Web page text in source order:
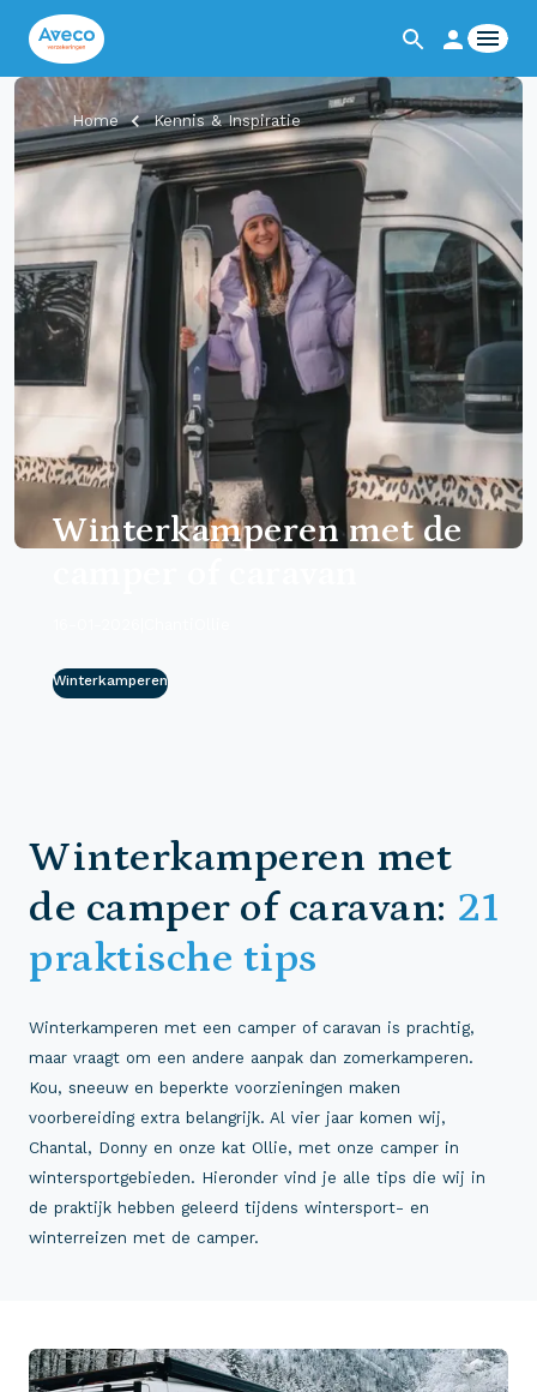
Home Kennis & Inspiratie
Winterkamperen met de
Winterkamperen
Winterkamperen met
de camper of caravan: 21
praktische tips
Winterkamperen met een camper of caravan is prachtig,
maar vraagt om een andere aanpak dan zomerkamperen.
Kou, sneeuw en beperkte voorzieningen maken
voorbereiding extra belangrijk. Al vier jaar komen wij,
Chantal, Donny en onze kat Ollie, met onze camper in
wintersportgebieden. Hieronder vind je alle tips die wij in
de praktijk hebben geleerd tijdens wintersport- en
winterreizen met de camper.